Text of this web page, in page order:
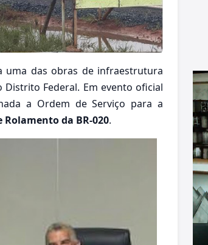
uma das obras de infraestrutura
Federal. Em evento oficial
a Ordem de Serviço para a
Rolamento da BR-020.